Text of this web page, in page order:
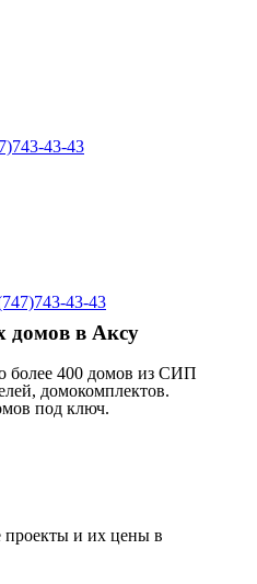
43-43
43-43
домов в Аксу
более 400 домов из СИП
домокомплектов.
под ключ.
и их цены в